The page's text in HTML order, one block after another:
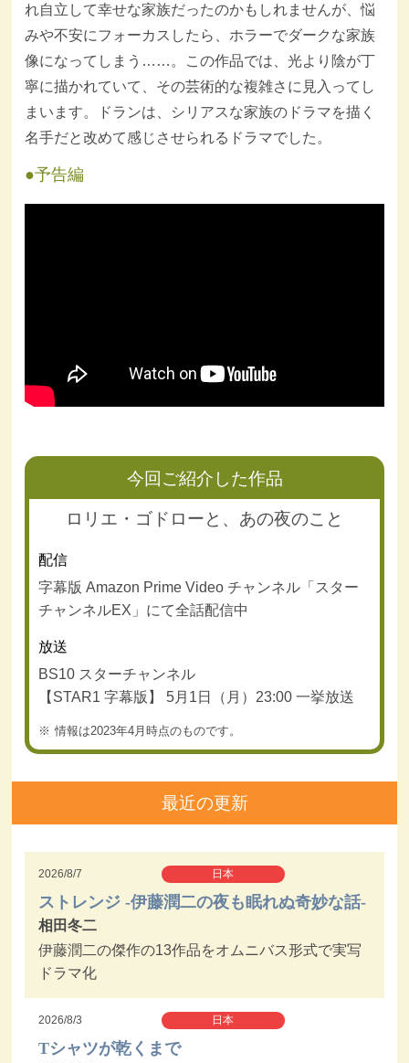
れ自立して幸せな家族だったのかもしれませんが、悩
みや不安にフォーカスしたら、ホラーでダークな家族
像になってしまう……。この作品では、光より陰が丁
寧に描かれていて、その芸術的な複雑さに見入ってし
まいます。ドランは、シリアスな家族のドラマを描く
名手だと改めて感じさせられるドラマでした。
予告編
今回ご紹介した作品
ロリエ・ゴドローと、あの夜のこと
配信
字幕版 Amazon Prime Video チャンネル「スター
チャンネルEX」にて全話配信中
放送
BS10 スターチャンネル
【STAR1 字幕版】 5月1日（月）23:00 一挙放送
情報は2023年4月時点のものです。
最近の更新
2026/8/7 日本
ストレンジ -伊藤潤二の夜も眠れぬ奇妙な話-
相田冬二
伊藤潤二の傑作の13作品をオムニバス形式で実写
ドラマ化
2026/8/3 日本
Tシャツが乾くまで